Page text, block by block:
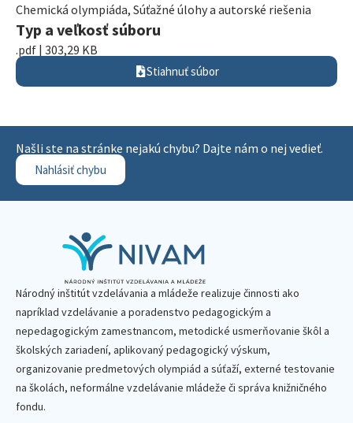
Chemická olympiáda, Súťažné úlohy a autorské riešenia
Typ a veľkosť súboru
.pdf | 303,29 KB
Stiahnuť súbor
Našli ste na stránke nejakú chybu? Dajte nám o nej vedieť.
Nahlásiť chybu
Národný inštitút vzdelávania a mládeže realizuje činnosti ako
napríklad vzdelávanie a poradenstvo pedagogickým a
nepedagogickým zamestnancom, metodické usmerňovanie škôl a
školských zariadení, aplikovaný pedagogický výskum,
organizovanie predmetových olympiád a súťaží, externé testovanie
na školách, neformálne vzdelávanie mládeže či správa knižničného
fondu.